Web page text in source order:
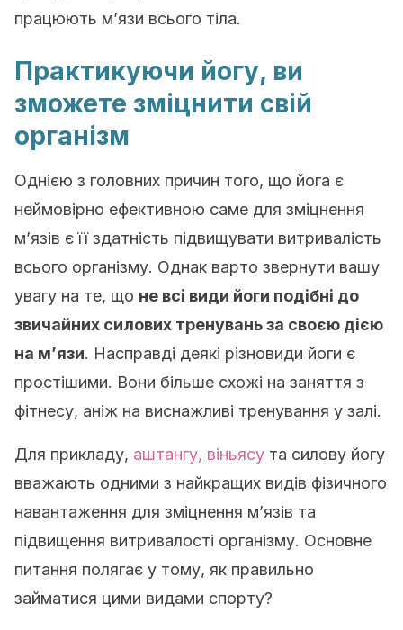
працюють м’язи всього тіла.
Практикуючи йогу, ви
зможете зміцнити свій
організм
Однією з головних причин того, що йога є
неймовірно ефективною саме для зміцнення
м’язів є її здатність підвищувати витривалість
всього організму. Однак варто звернути вашу
увагу на те, що не всі види йоги подібні до
звичайних силових тренувань за своєю дією
на м’язи. Насправді деякі різновиди йоги є
простішими. Вони більше схожі на заняття з
фітнесу, аніж на виснажливі тренування у залі.
Для прикладу, аштангу, віньясу та силову йогу
вважають одними з найкращих видів фізичного
навантаження для зміцнення м’язів та
підвищення витривалості організму. Основне
питання полягає у тому, як правильно
займатися цими видами спорту?